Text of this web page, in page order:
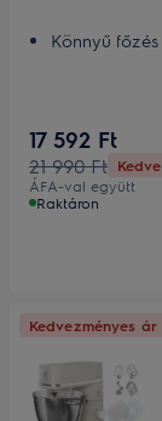
Könnyű
Profi
Tartós és
esetén
Gondosan
17 592 Ft
21 990 Ft
ÁFA-val együtt
Raktáron
Kedvezményes ár